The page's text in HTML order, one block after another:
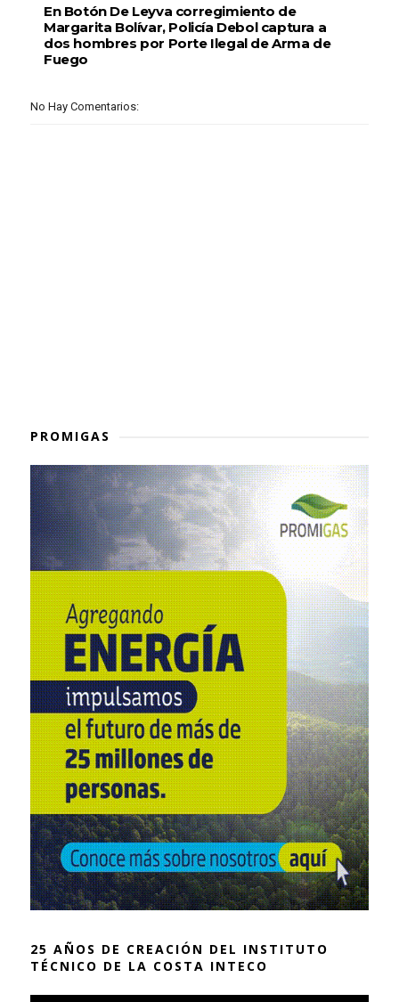
En Botón De Leyva corregimiento de
Margarita Bolívar, Policía Debol captura a
dos hombres por Porte Ilegal de Arma de
Fuego
No Hay Comentarios:
PROMIGAS
25 AÑOS DE CREACIÓN DEL INSTITUTO
TÉCNICO DE LA COSTA INTECO